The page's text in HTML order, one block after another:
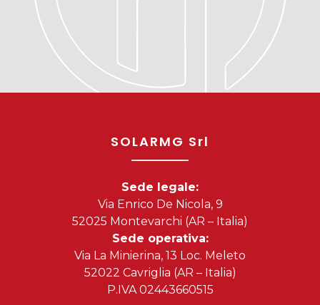
SOLARMG Srl
Sede legale:
Via Enrico De Nicola, 9
52025 Montevarchi (AR – Italia)
Sede operativa:
Via La Minierina, 13 Loc. Meleto
52022 Cavriglia (AR – Italia)
P.IVA 02443660515